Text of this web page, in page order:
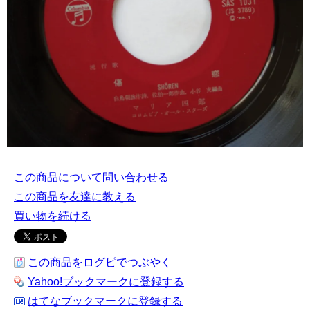
この商品について問い合わせる
この商品を友達に教える
買い物を続ける
この商品をログピでつぶやく
Yahoo!ブックマークに登録する
はてなブックマークに登録する